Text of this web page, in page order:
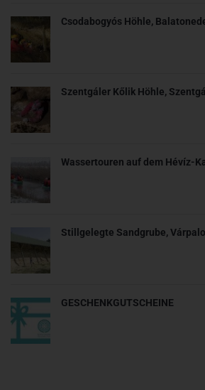
Csodabogyós Höhle,
Szentgáler Kőlik Höhle, Szentgál
Wassertouren auf dem Hévíz-
Stillgelegte Sandgrube,
GESCHENKGUTSCHEINE